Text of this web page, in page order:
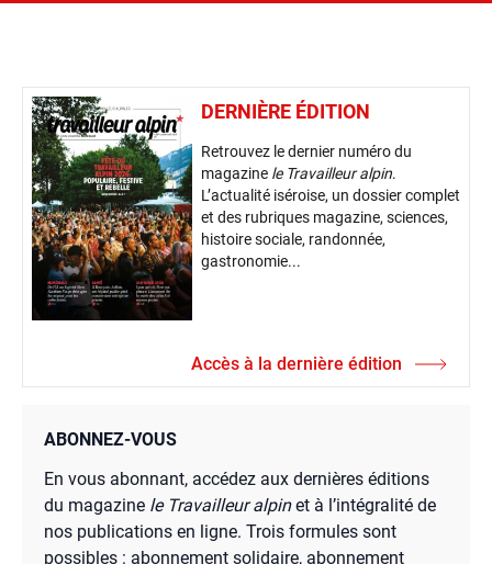
DERNIÈRE ÉDITION
Retrouvez le dernier numéro du
magazine le Travailleur alpin.
L’actualité iséroise, un dossier complet
et des rubriques magazine, sciences,
histoire sociale, randonnée,
gastronomie...
Accès à la dernière édition
ABONNEZ-VOUS
En vous abonnant, accédez aux dernières éditions
du magazine le Travailleur alpinet à l’intégralité de
nos publications en ligne. Trois formules sont
possibles : abonnement solidaire, abonnement